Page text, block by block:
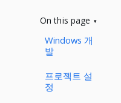
On this page
Windows 개
발
프로젝트 설
정